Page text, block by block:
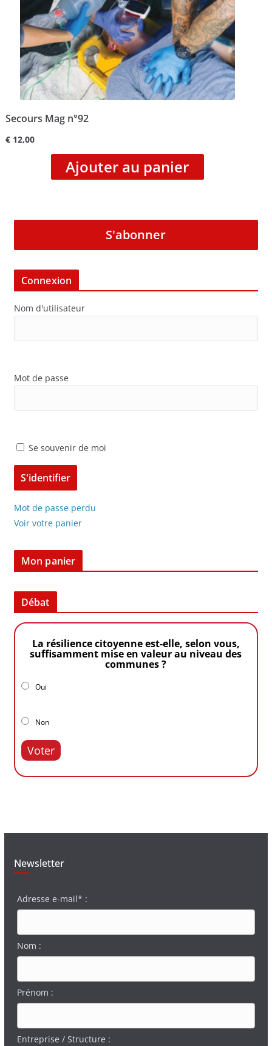
Secours Mag n°92
€12,00
Ajouter au panier
S'abonner
Connexion
Nom d'utilisateur
Mot de passe
Se souvenir de moi
Mot de passe perdu
Voir votre panier
Mon panier
Débat
La résilience citoyenne est-elle, selon vous,
suffisamment mise en valeur au niveau des
communes ?
Oui
Non
Voter
Newsletter
Adresse e-mail* :
Nom :
Prénom :
Entreprise / Structure :